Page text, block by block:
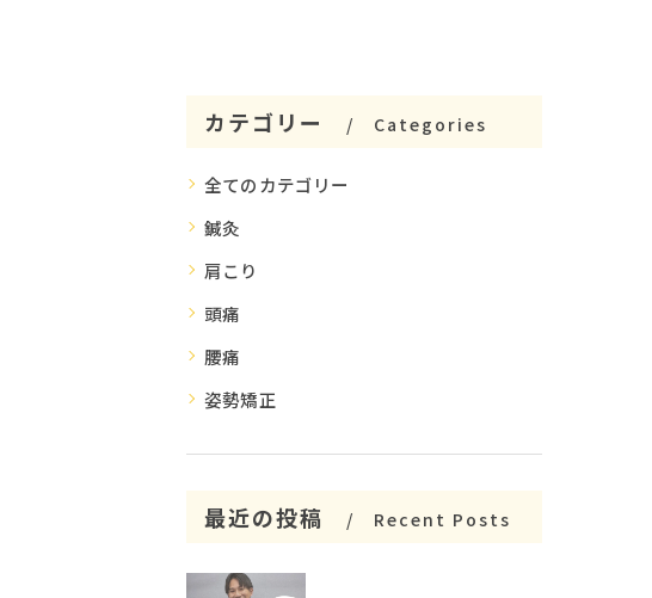
カテゴリー Categories
全てのカテゴリー
鍼灸
肩こり
頭痛
腰痛
姿勢矯正
最近の投稿 Recent Posts